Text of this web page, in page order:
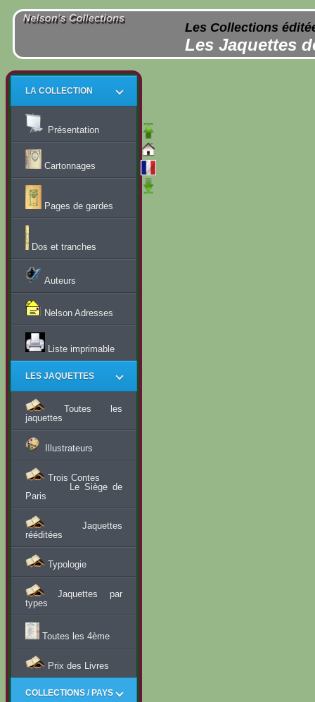
Les Collections
Les Jaquettes
LA COLLECTION
Présentation
Cartonnages
Pages de gardes
Dos et tranches
Auteurs
Nelson Adresses
Liste imprimable
LES JAQUETTES
Toutes les
jaquettes
Illustrateurs
Trois Contes
Le Siège de
Paris
Jaquettes
rééditées
Typologie
Jaquettes par
types
Toutes les 4ème
Prix des Livres
COLLECTIONS / PAYS